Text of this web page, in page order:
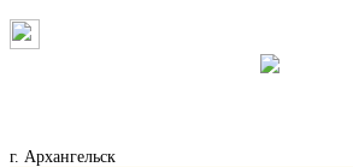
г. Архангельск